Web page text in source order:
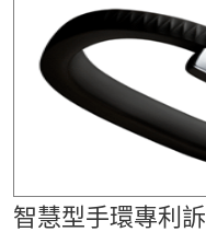
智慧型手環專利